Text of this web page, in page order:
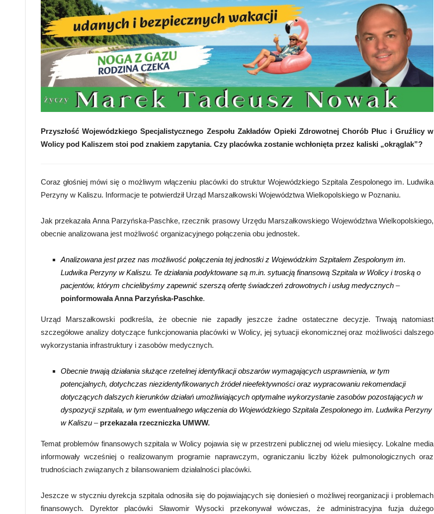
Przyszłość Wojewódzkiego Specjalistycznego Zespołu Zakładów Opieki Zdrowotnej Chorób Płuc i Gruźlicy w
Wolicy pod Kaliszem stoi pod znakiem zapytania. Czy placówka zostanie wchłonięta przez kaliski „okrąglak”?
Coraz głośniej mówi się o możliwym włączeniu placówki do struktur Wojewódzkiego Szpitala Zespolonego im. Ludwika
Perzyny w Kaliszu. Informacje te potwierdził Urząd Marszałkowski Województwa Wielkopolskiego w Poznaniu.
Jak przekazała Anna Parzyńska-Paschke, rzecznik prasowy Urzędu Marszałkowskiego Województwa Wielkopolskiego,
obecnie analizowana jest możliwość organizacyjnego połączenia obu jednostek.
Analizowana jest przez nas możliwość połączenia tej jednostki z Wojewódzkim Szpitalem Zespolonym im.
Ludwika Perzyny w Kaliszu. Te działania podyktowane są m.in. sytuacją finansową Szpitala w Wolicy i troską o
pacjentów, którym chcielibyśmy zapewnić szerszą ofertę świadczeń zdrowotnych i usług medycznych –
poinformowała Anna Parzyńska-Paschke.
Urząd Marszałkowski podkreśla, że obecnie nie zapadły jeszcze żadne ostateczne decyzje. Trwają natomiast
szczegółowe analizy dotyczące funkcjonowania placówki w Wolicy, jej sytuacji ekonomicznej oraz możliwości dalszego
wykorzystania infrastruktury i zasobów medycznych.
Obecnie trwają działania służące rzetelnej identyfikacji obszarów wymagających usprawnienia, w tym
potencjalnych, dotychczas niezidentyfikowanych źródeł nieefektywności oraz wypracowaniu rekomendacji
dotyczących dalszych kierunków działań umożliwiających optymalne wykorzystanie zasobów pozostających w
dyspozycji szpitala, w tym ewentualnego włączenia do Wojewódzkiego Szpitala Zespolonego im. Ludwika Perzyny
w Kaliszu – przekazała rzeczniczka UMWW.
Temat problemów finansowych szpitala w Wolicy pojawia się w przestrzeni publicznej od wielu miesięcy. Lokalne media
informowały wcześniej o realizowanym programie naprawczym, ograniczaniu liczby łóżek pulmonologicznych oraz
trudnościach związanych z bilansowaniem działalności placówki.
Jeszcze w styczniu dyrekcja szpitala odnosiła się do pojawiających się doniesień o możliwej reorganizacji i problemach
finansowych. Dyrektor placówki Sławomir Wysocki przekonywał wówczas, że administracyjna fuzja dużego